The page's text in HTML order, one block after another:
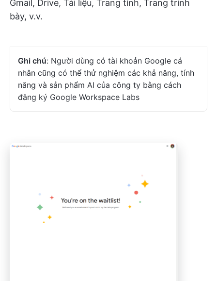
Gmail, Drive, Tài liệu, Trang tính, Trang trình
bày, v.v.
Ghi chú: Người dùng có tài khoản Google cá
nhân cũng có thể thử nghiệm các khả năng, tính
năng và sản phẩm AI của công ty bằng cách
đăng ký Google Workspace Labs